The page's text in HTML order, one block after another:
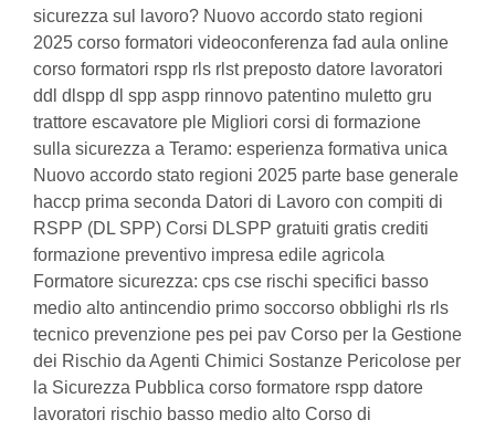
sicurezza sul lavoro? Nuovo accordo stato regioni
2025 corso formatori videoconferenza fad aula online
corso formatori rspp rls rlst preposto datore lavoratori
ddl dlspp dl spp aspp rinnovo patentino muletto gru
trattore escavatore ple Migliori corsi di formazione
sulla sicurezza a Teramo: esperienza formativa unica
Nuovo accordo stato regioni 2025 parte base generale
haccp prima seconda Datori di Lavoro con compiti di
RSPP (DL SPP) Corsi DLSPP gratuiti gratis crediti
formazione preventivo impresa edile agricola
Formatore sicurezza: cps cse rischi specifici basso
medio alto antincendio primo soccorso obblighi rls rls
tecnico prevenzione pes pei pav Corso per la Gestione
dei Rischio da Agenti Chimici Sostanze Pericolose per
la Sicurezza Pubblica corso formatore rspp datore
lavoratori rischio basso medio alto Corso di